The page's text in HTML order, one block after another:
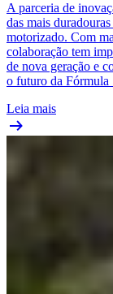
A parceria de
das mais
motorizado. Com
colaboração tem
de nova geração e
o futuro da Fórmula
Leia mais